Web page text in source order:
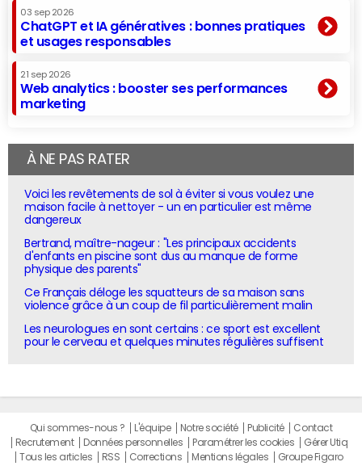
03 sep 2026
ChatGPT et IA génératives : bonnes pratiques
et usages responsables
21 sep 2026
Web analytics : booster ses performances
marketing
À NE PAS RATER
Voici les revêtements de sol à éviter si vous voulez une
maison facile à nettoyer - un en particulier est même
dangereux
Bertrand, maître-nageur : "Les principaux accidents
d'enfants en piscine sont dus au manque de forme
physique des parents"
Ce Français déloge les squatteurs de sa maison sans
violence grâce à un coup de fil particulièrement malin
Les neurologues en sont certains : ce sport est excellent
pour le cerveau et quelques minutes régulières suffisent
Qui sommes-nous ? L'équipe Notre société Publicité
Contact
Recrutement
Données personnelles Paramétrer les cookies
Gérer Utiq
Tous les articles
RSS Corrections Mentions légales Groupe Figaro